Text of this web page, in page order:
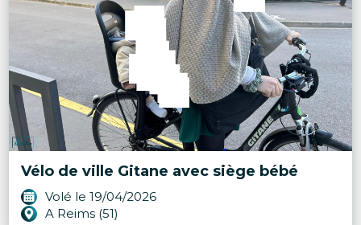
Vélo de ville Gitane avec siège bébé
Volé le 19/04/2026
A Reims (51)